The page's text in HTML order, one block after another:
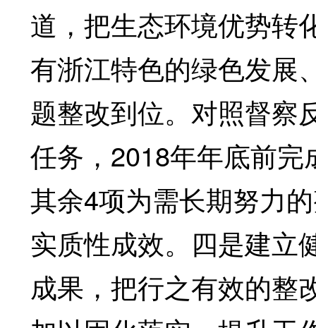
道，把生态环境优势转
有浙江特色的绿色发展
题整改到位。对照督察
任务，2018年年底前
其余4项为需长期努力
实质性成效。四是建立
成果，把行之有效的整